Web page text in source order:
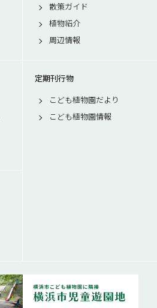
散策ガイド
植物紹介
周辺情報
定期刊行物
こども植物園だより
こども植物園情報